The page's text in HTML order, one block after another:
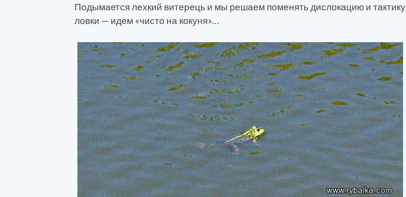
Подымается лехкий витерець и мы решаем поменять дислокацию и тактику
ловки — идем «чисто на кокуня»…